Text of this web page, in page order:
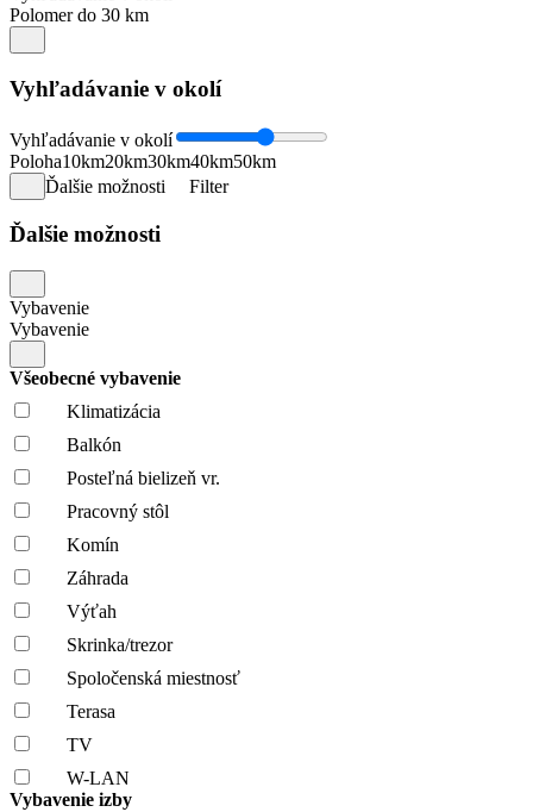
Polomer do 30 km
Vyhľadávanie v okolí
Vyhľadávanie v okolí
Poloha10km20km30km40km50km
Ďalšie možnosti
Filter
Ďalšie možnosti
Vybavenie
Vybavenie
Všeobecné vybavenie
Klimatizácia
Balkón
Posteľná bielizeň vr.
Pracovný stôl
Komín
Záhrada
Výťah
Skrinka/trezor
Spoločenská miestnosť
Terasa
TV
W-LAN
Vybavenie izby